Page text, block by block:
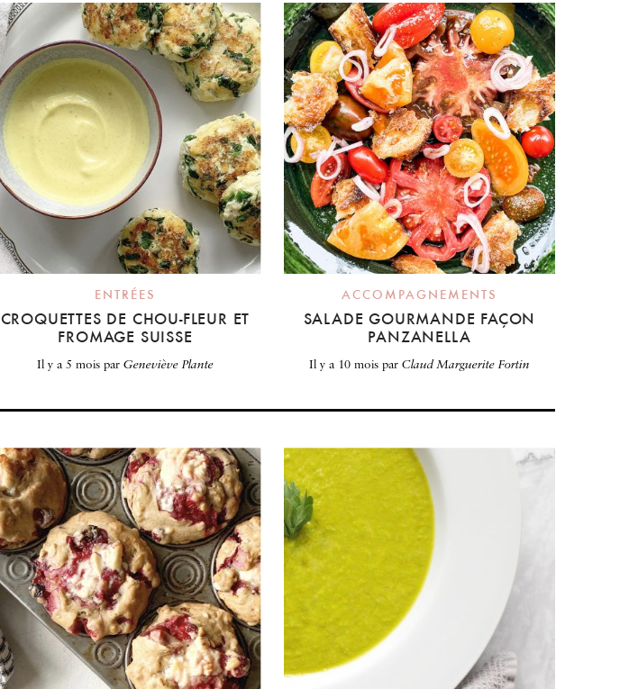
ENTRÉES
CROQUETTES DE CHOU-FLEUR ET
FROMAGE SUISSE
il y a 5 moispar Geneviève Plante
ACCOMPAGNEMENTS
SALADE GOURMANDE FAÇON
PANZANELLA
il y a 10 moispar Claud Marguerite Fortin